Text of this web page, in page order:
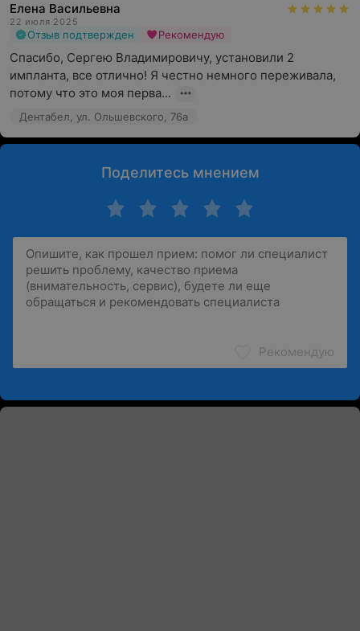
Елена Васильевна
22 июля 2025
Отзыв подтвержден Рекомендую
Спасибо, Сергею Владимировичу, установили 2
импланта, все отлично! Я честно немного переживала,
потому что это моя перва...
Дентабел, ул. Ольшевского, 76а
Поделитесь мнением
Рекомендую